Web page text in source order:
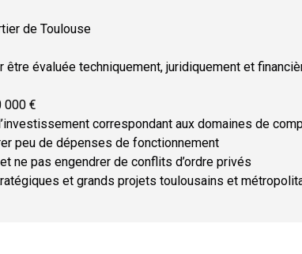
de Toulouse
évaluée techniquement, juridiquement et
000 €
correspondant aux domaines de
peu de dépenses de fonctionnement
ne pas engendrer de conflits d’ordre privés
et grands projets toulousains et